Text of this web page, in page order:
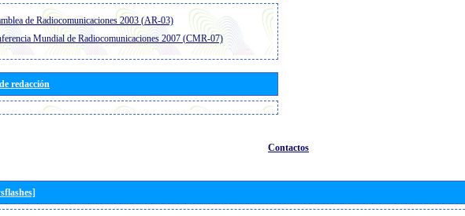
de Radiocomunicaciones 2003 (AR-03)
Mundial de Radiocomunicaciones 2007 (CMR-07)
redacción
Contactos